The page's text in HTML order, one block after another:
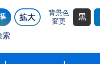
背景色
変更
索